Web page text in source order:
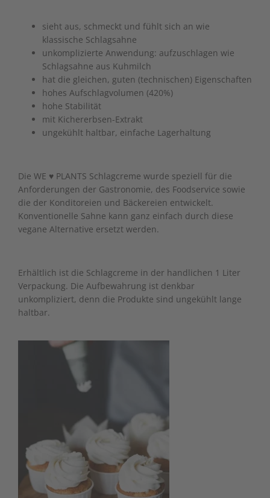
sieht aus, schmeckt und fühlt sich an wie
klassische Schlagsahne
unkomplizierte Anwendung: aufzuschlagen wie
Schlagsahne aus Kuhmilch
hat die gleichen, guten (technischen) Eigenschaften
hohes Aufschlagvolumen (420%)
hohe Stabilität
mit Kichererbsen-Extrakt
ungekühlt haltbar, einfache Lagerhaltung
Die WE ♥ PLANTS Schlagcreme wurde speziell für die
Anforderungen der Gastronomie, des Foodservice sowie
die der Konditoreien und Bäckereien entwickelt.
Konventionelle Sahne kann ganz einfach durch diese
vegane Alternative ersetzt werden.
Erhältlich ist die Schlagcreme in der handlichen 1 Liter
Verpackung. Die Aufbewahrung ist denkbar
unkompliziert, denn die Produkte sind ungekühlt lange
haltbar.